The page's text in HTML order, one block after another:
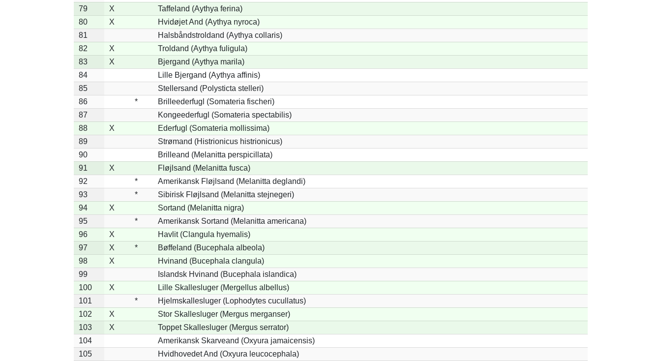
79
X
Taffeland (Aythya ferina)
80
X
Hvidøjet And (Aythya nyroca)
81
Halsbåndstroldand (Aythya collaris)
82
X
Troldand (Aythya fuligula)
83
X
Bjergand (Aythya marila)
84
Lille Bjergand (Aythya affinis)
85
Stellersand (Polysticta stelleri)
86
*
Brilleederfugl (Somateria fischeri)
87
Kongeederfugl (Somateria spectabilis)
88
X
Ederfugl (Somateria mollissima)
89
Strømand (Histrionicus histrionicus)
90
Brilleand (Melanitta perspicillata)
91
X
Fløjlsand (Melanitta fusca)
92
*
Amerikansk Fløjlsand (Melanitta deglandi)
93
*
Sibirisk Fløjlsand (Melanitta stejnegeri)
94
X
Sortand (Melanitta nigra)
95
*
Amerikansk Sortand (Melanitta americana)
96
X
Havlit (Clangula hyemalis)
97
X *
Bøffeland (Bucephala albeola)
98
X
Hvinand (Bucephala clangula)
99
Islandsk Hvinand (Bucephala islandica)
100
X
Lille Skallesluger (Mergellus albellus)
101
*
Hjelmskallesluger (Lophodytes cucullatus)
102
X
Stor Skallesluger (Mergus merganser)
103
X
Toppet Skallesluger (Mergus serrator)
104
Amerikansk Skarveand (Oxyura jamaicensis)
105
Hvidhovedet And (Oxyura leucocephala)